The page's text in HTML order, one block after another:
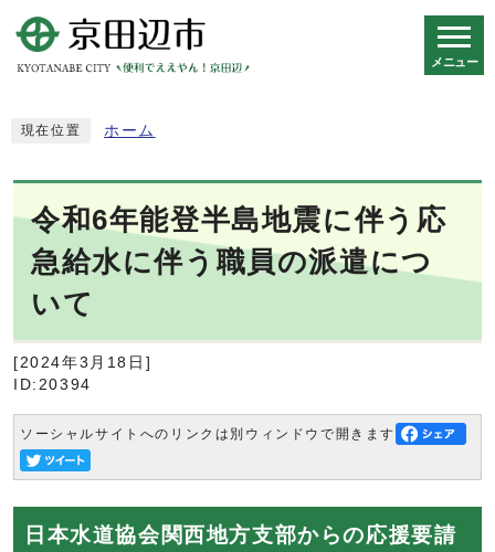
メニュー
現在位置 ホーム
令和6年能登半島地震に伴う応
急給水に伴う職員の派遣につ
いて
[2024年3月18日]
ID:20394
ソーシャルサイトへのリンクは別ウィンドウで開きます
日本水道協会関西地方支部からの応援要請